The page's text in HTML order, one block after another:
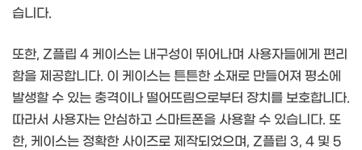
습니다.
또한, Z플립 4 케이스는 내구성이 뛰어나며 사용자들에게 편리
함을 제공합니다. 이 케이스는 튼튼한 소재로 만들어져 평소에
발생할 수 있는 충격이나 떨어뜨림으로부터 장치를 보호합니다.
따라서 사용자는 안심하고 스마트폰을 사용할 수 있습니다. 또
한, 케이스는 정확한 사이즈로 제작되었으며, Z플립 3, 4 및 5